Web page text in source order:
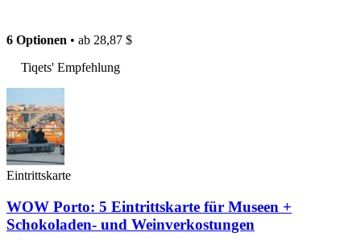
6 Optionen • ab 28,87 $
Tiqets' Empfehlung
Eintrittskarte
WOW Porto: 5 Eintrittskarte für Museen +
Schokoladen- und Weinverkostungen